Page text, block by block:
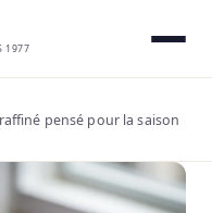
1977
pensé pour la saison